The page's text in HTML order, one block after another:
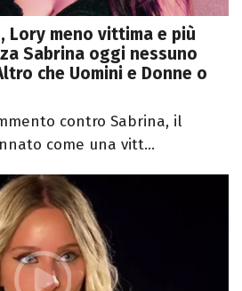
Lory meno vittima e più
Sabrina oggi nessuno
che Uomini e Donne o
contro Sabrina, il
come una vitt...